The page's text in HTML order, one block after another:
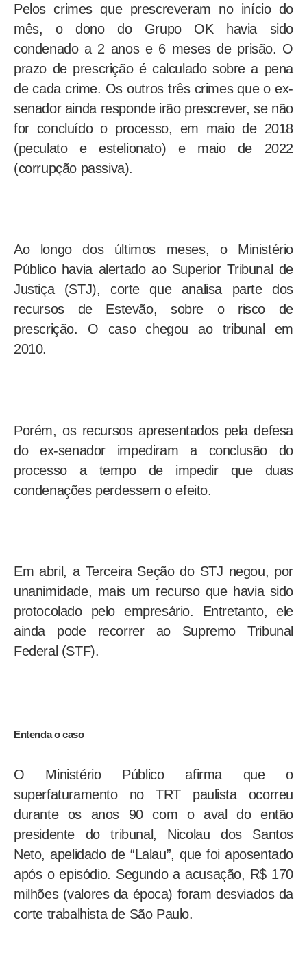
Pelos crimes que prescreveram no início do
mês, o dono do Grupo OK havia sido
condenado a 2 anos e 6 meses de prisão. O
prazo de prescrição é calculado sobre a pena
de cada crime. Os outros três crimes que o ex-
senador ainda responde irão prescrever, se não
for concluído o processo, em maio de 2018
(peculato e estelionato) e maio de 2022
(corrupção passiva).
Ao longo dos últimos meses, o Ministério
Público havia alertado ao Superior Tribunal de
Justiça (STJ), corte que analisa parte dos
recursos de Estevão, sobre o risco de
prescrição. O caso chegou ao tribunal em
2010.
Porém, os recursos apresentados pela defesa
do ex-senador impediram a conclusão do
processo a tempo de impedir que duas
condenações perdessem o efeito.
Em abril, a Terceira Seção do STJ negou, por
unanimidade, mais um recurso que havia sido
protocolado pelo empresário. Entretanto, ele
ainda pode recorrer ao Supremo Tribunal
Federal (STF).
Entenda o caso
O Ministério Público afirma que o
superfaturamento no TRT paulista ocorreu
durante os anos 90 com o aval do então
presidente do tribunal, Nicolau dos Santos
Neto, apelidado de “Lalau”, que foi aposentado
após o episódio. Segundo a acusação, R$ 170
milhões (valores da época) foram desviados da
corte trabalhista de São Paulo.